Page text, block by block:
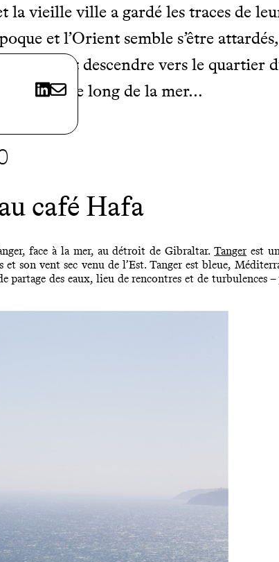
X LinkedIn
E-mail
vieille ville a gardé les traces de
et l’Orient semble s’être
et descendre vers le quartier
balade le long de la mer…
café Hafa
face à la mer, au détroit de Gibraltar.Tangerest
et son vent sec venu de l’Est. Tanger est bleue,
partage des eaux, lieu de rencontres et de turbulences